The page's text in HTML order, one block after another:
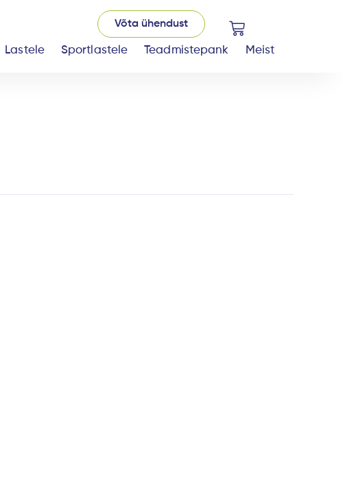
Võta ühendust Cart
Lastele Sportlastele Teadmistepank Meist